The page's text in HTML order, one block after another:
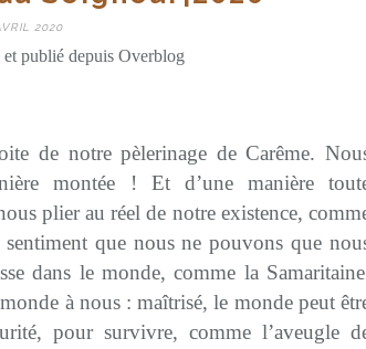
2020
publié depuis Overblog
de notre pèlerinage de Carême.
montée ! Et d’une manière
plier au réel de notre existence,
que nous ne pouvons que
dans le monde, comme la
à nous : maîtrisé, le monde peut
pour survivre, comme l’aveugle